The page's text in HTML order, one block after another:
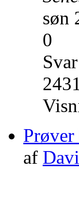
søn
0
Svar
af